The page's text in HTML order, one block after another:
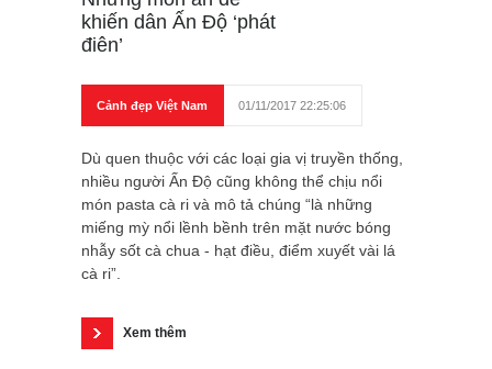
khiến dân Ấn Độ ‘phát
điên’
Cảnh đẹp Việt Nam 01/11/2017 22:25:06
Dù quen thuộc với các loại gia vị truyền thống,
nhiều người Ấn Độ cũng không thể chịu nổi
món pasta cà ri và mô tả chúng “là những
miếng mỳ nổi lềnh bềnh trên mặt nước bóng
nhẫy sốt cà chua - hạt điều, điểm xuyết vài lá
cà ri”.
Xem thêm